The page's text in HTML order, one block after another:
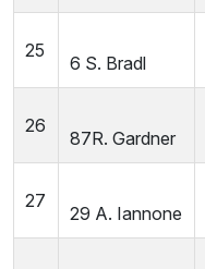
25
6 S. Bradl
26
87R. Gardner
27
29 A. Iannone